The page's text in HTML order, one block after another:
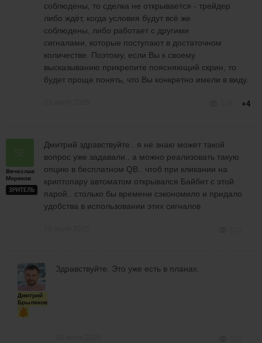
соблюдены, то сделка не открывается - трейдер
либо ждёт, когда условия будут всё же
соблюдены, либо работает с другими
сигналами, которые поступают в достаточном
количестве. Поэтому, если Вы к своему
высказыванию прикрепите поясняющий скрин, то
будет проще понять, что Вы конкретно имели в виду.
+4
Вячеслав
Моряков
ЗРИТЕЛЬ
Дмитрий здравствуйте.. я не знаю может такой
вопрос уже задавали.. а можно реализовать такую
опцию в бесплатном QB.. чтоб при кликании на
криптопару автоматом открывался Байбит с этой
парой.. столько бы времени сэкономило и придало
удобства в использовании этих сигналов
Дмитрий
Брыляков
Здравствуйте. Это уже есть в планах.